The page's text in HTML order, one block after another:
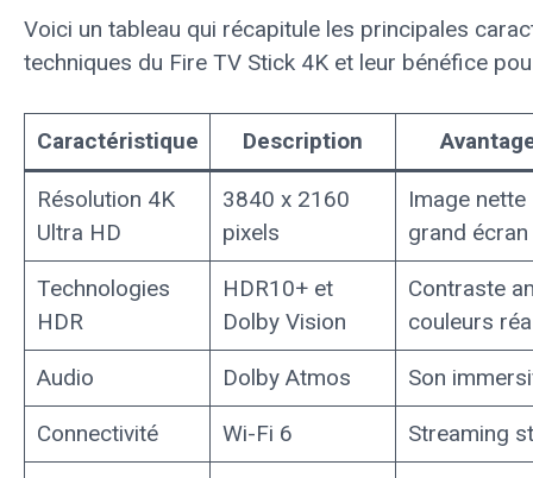
Voici un tableau qui récapitule les principales
techniques du Fire TV Stick 4K et leur bénéfice
Caractéristique Description
Résolution 4K
Ultra HD
3840 x 2160
pixels
Image
grand écran
Technologies
HDR
HDR10+ et
Dolby Vision
Contraste
couleurs
Audio Dolby Atmos Son
Connectivité Wi-Fi 6 Streaming